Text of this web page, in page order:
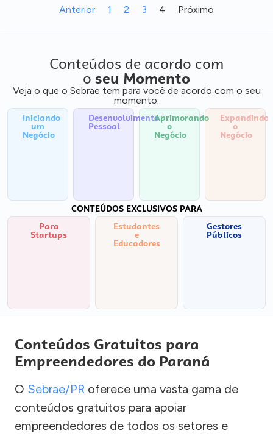
Anterior 1 2 3 4 Próximo
Conteúdos de acordo com
o seu Momento
Veja o que o Sebrae tem para você de acordo com o seu
momento:
Iniciando
um
Negócio
Desenvolvimento
Pessoal
Aprimorando
o
Negócio
Expandindo
o
Negócio
CONTEÚDOS EXCLUSIVOS PARA
Para
Startups
Estudantes
e
Educadores
Gestores
Públicos
Conteúdos Gratuitos para
Empreendedores do Paraná
O Sebrae/PR oferece uma vasta gama de
conteúdos gratuitos para apoiar
empreendedores de todos os setores e